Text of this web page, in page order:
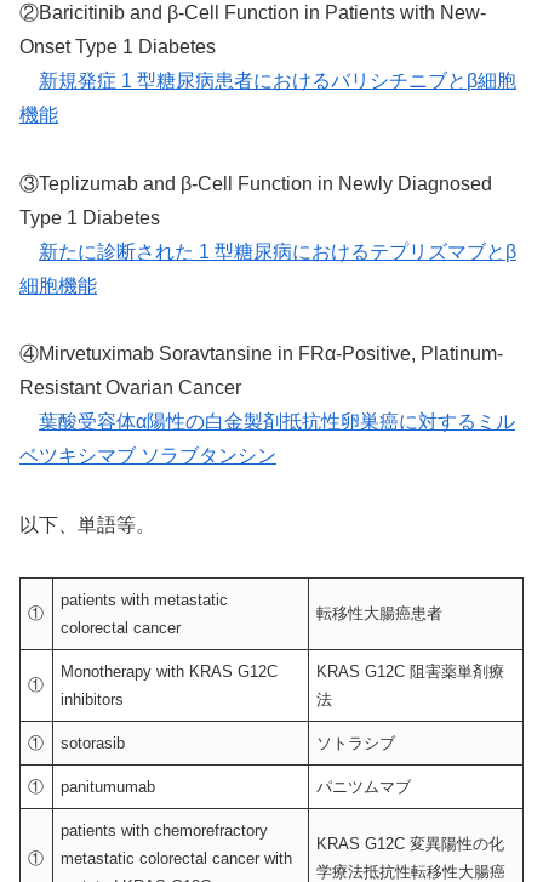
②Baricitinib and β-Cell Function in Patients with New-
Onset Type 1 Diabetes
新規発症 1 型糖尿病患者におけるバリシチニブとβ細胞
機能
③Teplizumab and β-Cell Function in Newly Diagnosed
Type 1 Diabetes
新たに診断された 1 型糖尿病におけるテプリズマブとβ
細胞機能
④Mirvetuximab Soravtansine in FRα-Positive, Platinum-
Resistant Ovarian Cancer
葉酸受容体α陽性の白金製剤抵抗性卵巣癌に対するミル
ベツキシマブ ソラブタンシン
以下、単語等。
①
patients with metastatic
colorectal cancer
転移性大腸癌患者
①
Monotherapy with KRAS G12C
inhibitors
KRAS G12C 阻害薬単剤療
法
① sotorasib ソトラシブ
① panitumumab パニツムマブ
①
patients with chemorefractory
metastatic colorectal cancer with
KRAS G12C 変異陽性の化
学療法抵抗性転移性大腸癌